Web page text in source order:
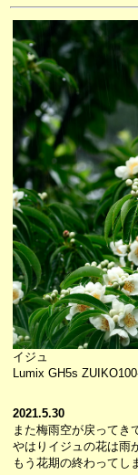
イジュ
Lumix GH5s
2021.5.30
また梅雨空が戻ってき
やはりイジュの花は雨
もう花期の終わってし